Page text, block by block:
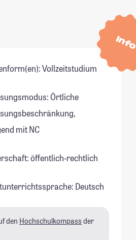
Info
Vollzeitstudium
Örtliche
mit NC
öffentlich-rechtlich
Deutsch
den Hochschulkompass der